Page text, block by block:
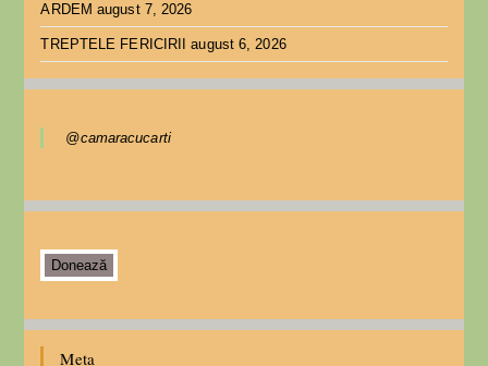
ARDEM august 7, 2026
TREPTELE FERICIRII august 6, 2026
@camaracucarti
Donează
Meta